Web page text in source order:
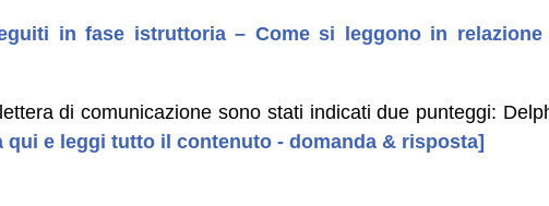
in fase istruttoria – Come si leggono in relazione
di comunicazione sono stati indicati due punteggi:
qui e leggi tutto il contenuto - domanda & risposta]